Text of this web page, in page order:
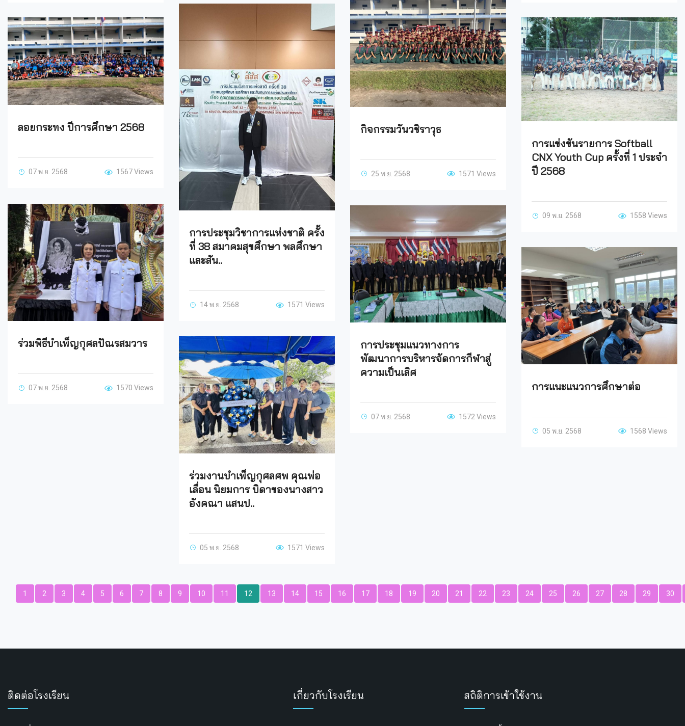
กิจกรรมวันวชิราวุธ
25 พ.ย. 2568 1571 Views
การประชุมวิชาการแห่งชาติ ครั้ง
ที่ 38 สมาคมสุขศึกษา พลศึกษา
และสัน..
14 พ.ย. 2568 1571 Views
การแข่งขันรายการ Softball
CNX Youth Cup ครั้งที่ 1 ประจำ
ปี 2568
09 พ.ย. 2568 1558 Views
ลอยกระทง ปีการศึกษา 2568
07 พ.ย. 2568 1567 Views
ร่วมพิธีบำเพ็ญกุศลปัณรสมวาร
07 พ.ย. 2568 1570 Views
การประชุมแนวทางการ
พัฒนาการบริหารจัดการกีฬาสู่
ความเป็นเลิศ
07 พ.ย. 2568 1572 Views
การแนะแนวการศึกษาต่อ
05 พ.ย. 2568 1568 Views
ร่วมงานบำเพ็ญกุศลศพ คุณพ่อ
เลื่อน นิยมการ บิดาของนางสาว
อังคณา แสนป..
05 พ.ย. 2568 1571 Views
1 2 3 4 5 6 7 8 9 10 11 12 13 14 15 16 17 18 19 20 21 22 23 24 25 26 27 28 29 30
ติดต่อโรงเรียน เกี่ยวกับโรงเรียน สถิติการเข้าใช้งาน